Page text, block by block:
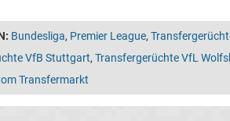
Bundesliga, Premier League,
VfB Stuttgart, Transfergerüchte VfL
Transfermarkt